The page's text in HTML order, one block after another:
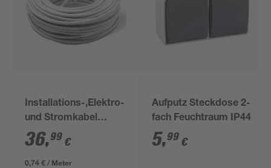
Installations-,Elektro-
und Stromkabel
NYM-J 3x1,5mm² 50
m
36,99 €
0,74 € / Meter
Aufputz Steckdose 2-
fach Feuchtraum IP44
5,99 €